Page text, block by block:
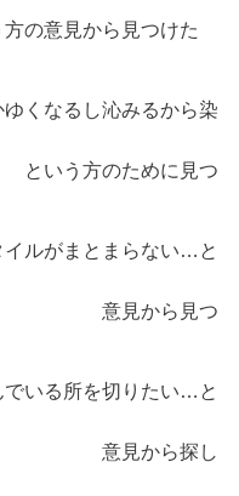
の意見から見つけた
くなるし沁みるから染
い…
めに見つ
ルがまとまらない…と
の
見つ
いる所を切りたい…と
の
探し